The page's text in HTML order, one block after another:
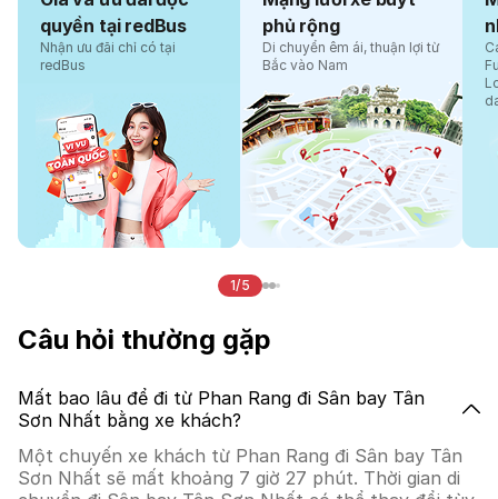
quyền tại redBus
Nhận ưu đãi chỉ có tại
redBus
phủ rộng
Di chuyển êm ái, thuận lợi từ
Bắc vào Nam
1/5
Câu hỏi thường gặp
Mất bao lâu để đi từ Phan Rang đi Sân bay Tân
Sơn Nhất bằng xe khách?
Một chuyến xe khách từ Phan Rang đi Sân bay Tân
Sơn Nhất sẽ mất khoảng 7 giờ 27 phút. Thời gian di